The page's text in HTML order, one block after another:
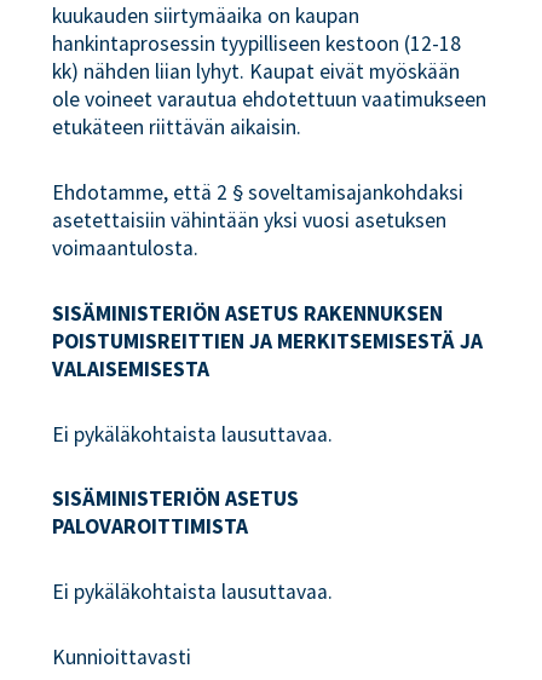
kuukauden siirtymäaika on kaupan
hankintaprosessin tyypilliseen kestoon (12-18
kk) nähden liian lyhyt. Kaupat eivät myöskään
ole voineet varautua ehdotettuun vaatimukseen
etukäteen riittävän aikaisin.
Ehdotamme, että 2 § soveltamisajankohdaksi
asetettaisiin vähintään yksi vuosi asetuksen
voimaantulosta.
SISÄMINISTERIÖN ASETUS RAKENNUKSEN
POISTUMISREITTIEN JA MERKITSEMISESTÄ JA
VALAISEMISESTA
Ei pykäläkohtaista lausuttavaa.
SISÄMINISTERIÖN ASETUS
PALOVAROITTIMISTA
Ei pykäläkohtaista lausuttavaa.
Kunnioittavasti